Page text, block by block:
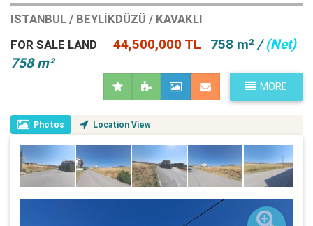
ISTANBUL / BEYLIKDÜZÜ / KAVAKLI
FOR SALE LAND
44,500,000 TL 758 m² /(Net)
758 m²
MORE
Photos Location View